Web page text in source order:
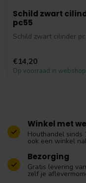
Schild zwart
pc55
Schild zwart cilinder
€14,20
Op voorraad in webshop
Winkel met
Houthandel sinds
ook een winkel
Bezorging
Gratis levering
zelf je